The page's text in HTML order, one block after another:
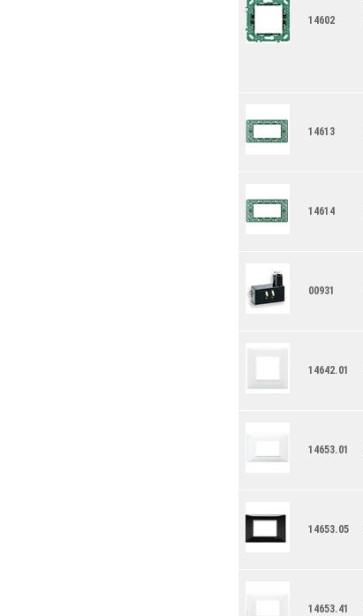
14602
14613
14614
00931
14642.01
14653.01
14653.05
14653.41